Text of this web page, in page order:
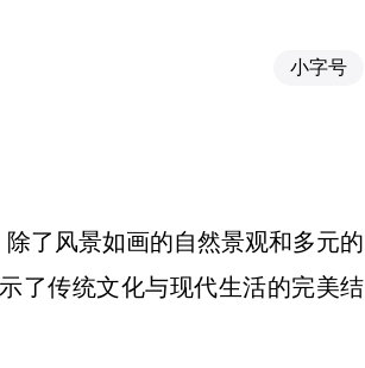
小字号
了风景如画的自然景观和多元的
了传统文化与现代生活的完美结